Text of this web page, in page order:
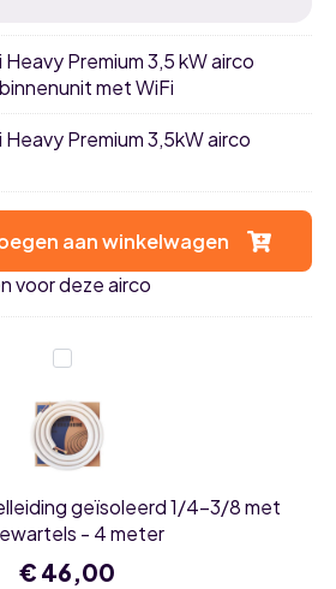
Heavy Premium 3,5 kW airco
met WiFi
Heavy Premium 3,5kW airco
aan winkelwagen
voor deze airco
Airco
Duo
Koelleiding
geïsoleerd
1/4-
3/8
met
-
4
meter
geïsoleerd 1/4-3/8 met
- 4 meter
€ 46,00